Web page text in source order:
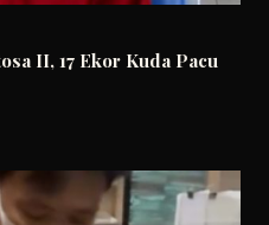
II, 17 Ekor Kuda Pacu